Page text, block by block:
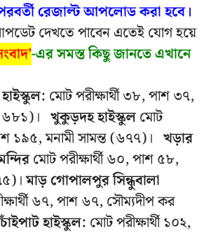
রেজাল্ট আপলোড করা হবে।
দেখতে পাবেন এতেই যোগ হয়ে
-এর সমস্ত কিছু জানতে এখানে
মোট পরীক্ষার্থী ৩৮, পাশ ৩৭,
খুকুড়দহ হাইস্কুলমোট
১৯৫, মনামী সামন্ত (৬৭৭)। খড়ার
মোট পরীক্ষার্থী ৬০, পাশ ৫৮,
মাড় গোপালপুর সিন্ধুবালা
৬৭, পাশ ৬৭, সৌম্যদীপ কর
চাঁইপাট হাইস্কুল: মোট পরীক্ষার্থী ১০২,